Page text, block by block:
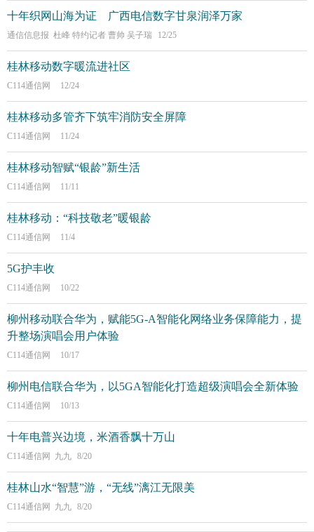
十年织网山海为证 广西电信数字甘泉润泽万家
通信信息报 杜峰 特约记者 曹帅 吴子瑞 12/25
桂林移动数字暖流进社区
C114通信网 12/24
桂林移动多管齐下筑牢消防安全屏障
C114通信网 11/24
桂林移动智赋“银龄”新生活
C114通信网 11/11
桂林移动：“科技敬老”暖银龄
C114通信网 11/4
5G护丰收
C114通信网 10/22
柳州移动联合华为，赋能5G-A智能化网络业务保障能力，提
升整场演唱会用户体验
C114通信网 10/17
柳州电信联合华为，以5GA智能化打造超级演唱会全新体验
C114通信网 10/13
十年电普兴边境，米酒香飘十万山
C114通信网 九九 8/20
桂林山水“智慧”游，“无线”漓江无限美
C114通信网 九九 8/20